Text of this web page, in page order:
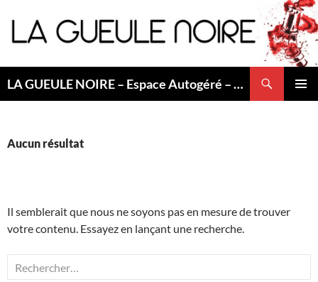
au
contenu
LA GUEULE NOIRE – Espace Autogéré – Saint Etienne
Aucun résultat
Il semblerait que nous ne soyons pas en mesure de trouver
votre contenu. Essayez en lançant une recherche.
Rechercher :